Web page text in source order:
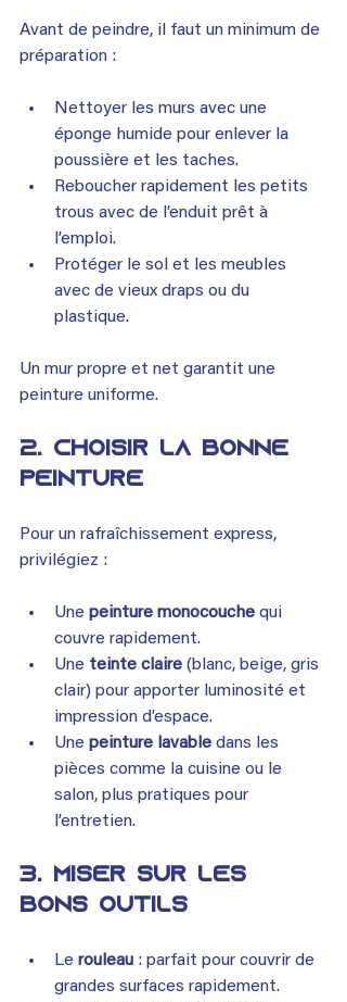
Avant de peindre, il faut un minimum de
préparation :
Nettoyer les murs avec une
éponge humide pour enlever la
poussière et les taches.
Reboucher rapidement les petits
trous avec de l’enduit prêt à
l’emploi.
Protéger le sol et les meubles
avec de vieux draps ou du
plastique.
Un mur propre et net garantit une
peinture uniforme.
2. Choisir la bonne
peinture
Pour un rafraîchissement express,
privilégiez :
Une peinture monocouche qui
couvre rapidement.
Une teinte claire (blanc, beige, gris
clair) pour apporter luminosité et
impression d’espace.
Une peinture lavable dans les
pièces comme la cuisine ou le
salon, plus pratiques pour
l’entretien.
3. Miser sur les
bons outils
Le rouleau : parfait pour couvrir de
grandes surfaces rapidement.